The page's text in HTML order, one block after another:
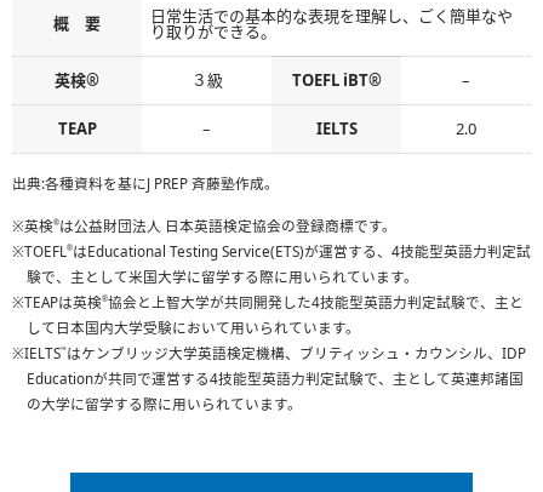
概 要 日常生活での基本的な表現を理解し、ごく簡単なや
り取りができる。
英検® ３級 TOEFL iBT® –
TEAP – IELTS 2.0
出典:各種資料を基にJ PREP 斉藤塾作成。
英検®は公益財団法人 日本英語検定協会の登録商標です。
TOEFL ®はEducational Testing Service(ETS)が運営する、4技能型英語力判定試
験で、主として米国大学に留学する際に用いられています。
TEAPは英検®協会と上智大学が共同開発した4技能型英語力判定試験で、主と
して日本国内大学受験において用いられています。
IELTS™はケンブリッジ大学英語検定機構、ブリティッシュ・カウンシル、IDP
Educationが共同で運営する4技能型英語力判定試験で、主として英連邦諸国
の大学に留学する際に用いられています。